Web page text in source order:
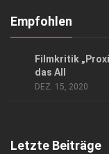
Kontakt, Impressum
Empfohlen
Filmkritik
das All
DEZ. 15, 2020
Letzte Beiträge